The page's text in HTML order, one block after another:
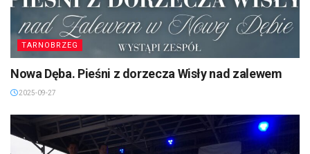
TARNOBRZEG
Nowa Dęba. Pieśni z dorzecza Wisły nad zalewem
2025-09-27